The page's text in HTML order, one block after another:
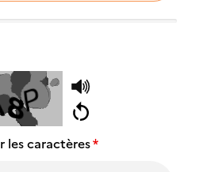
les caractères*